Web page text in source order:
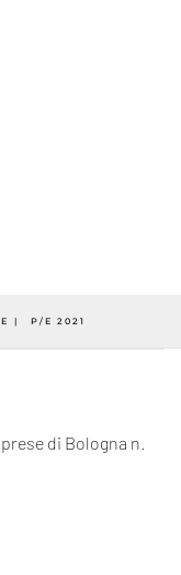
P/E 2021
di Bologna n.